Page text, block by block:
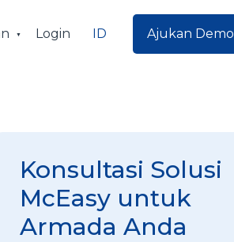
Login ID Ajukan Demo
Konsultasi Solusi
McEasy untuk
Armada Anda